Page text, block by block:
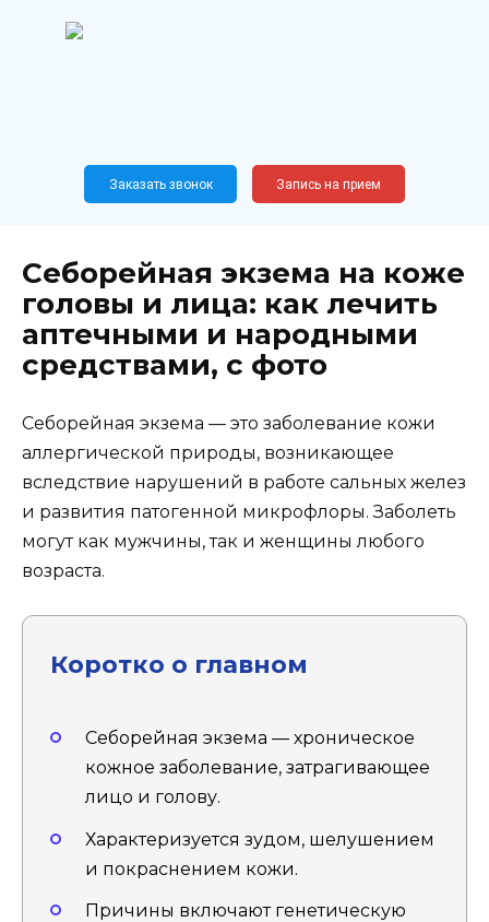
Новослободская, 62, к12
Заказать звонок Запись на прием
Себорейная экзема на коже
головы и лица: как лечить
аптечными и народными
средствами, с фото
Себорейная экзема — это заболевание кожи
аллергической природы, возникающее
вследствие нарушений в работе сальных желез
и развития патогенной микрофлоры. Заболеть
могут как мужчины, так и женщины любого
возраста.
Коротко о главном
Себорейная экзема — хроническое
кожное заболевание, затрагивающее
лицо и голову.
Характеризуется зудом, шелушением
и покраснением кожи.
Причины включают генетическую